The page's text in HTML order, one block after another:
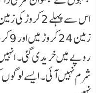
روپے میں خریدی گئی۔
شرم نہیں آئی۔ ایسے لوگوں